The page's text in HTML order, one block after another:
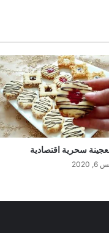
سحرية اقتصادية